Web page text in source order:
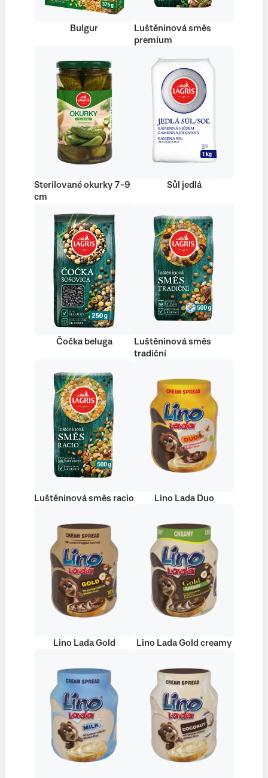
Bulgur
Luštěninová směs
premium
Sterilované okurky 7-9
cm
Sůl jedlá
Čočka beluga
Luštěninová směs
tradiční
Luštěninová směs racio Lino Lada Duo
Lino Lada Gold Lino Lada Gold creamy